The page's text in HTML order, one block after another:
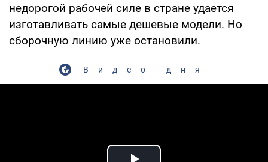
недорогой рабочей силе в стране удается
изготавливать самые дешевые модели. Но
сборочную линию уже остановили.
Видео дня